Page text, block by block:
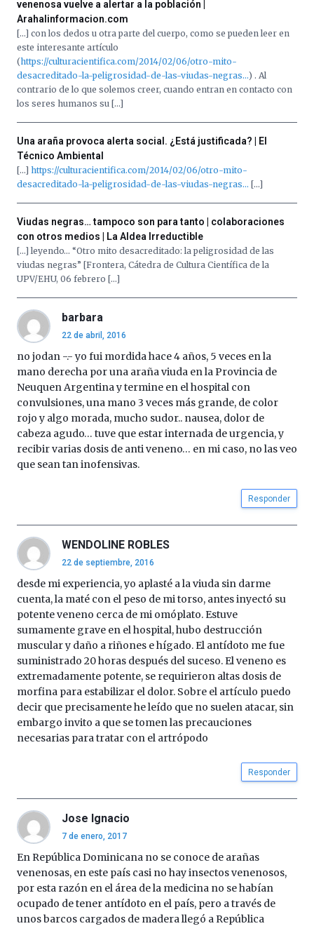
venenosa vuelve a alertar a la población |
Arahalinformacion.com
[…] con los dedos u otra parte del cuerpo, como se pueden leer en
este interesante artículo
(https://culturacientifica.com/2014/02/06/otro-mito-
desacreditado-la-peligrosidad-de-las-viudas-negras…) . Al
contrario de lo que solemos creer, cuando entran en contacto con
los seres humanos su […]
Una araña provoca alerta social. ¿Está justificada? | El
Técnico Ambiental
[…] https://culturacientifica.com/2014/02/06/otro-mito-
desacreditado-la-peligrosidad-de-las-viudas-negras… […]
Viudas negras… tampoco son para tanto | colaboraciones
con otros medios | La Aldea Irreductible
[…] leyendo… “Otro mito desacreditado: la peligrosidad de las
viudas negras” [Frontera, Cátedra de Cultura Científica de la
UPV/EHU, 06 febrero […]
barbara
22 de abril, 2016
no jodan -.- yo fui mordida hace 4 años, 5 veces en la
mano derecha por una araña viuda en la Provincia de
Neuquen Argentina y termine en el hospital con
convulsiones, una mano 3 veces más grande, de color
rojo y algo morada, mucho sudor.. nausea, dolor de
cabeza agudo… tuve que estar internada de urgencia, y
recibir varias dosis de anti veneno… en mi caso, no las veo
que sean tan inofensivas.
Responder
WENDOLINE ROBLES
22 de septiembre, 2016
desde mi experiencia, yo aplasté a la viuda sin darme
cuenta, la maté con el peso de mi torso, antes inyectó su
potente veneno cerca de mi omóplato. Estuve
sumamente grave en el hospital, hubo destrucción
muscular y daño a riñones e hígado. El antídoto me fue
suministrado 20 horas después del suceso. El veneno es
extremadamente potente, se requirieron altas dosis de
morfina para estabilizar el dolor. Sobre el artículo puedo
decir que precisamente he leído que no suelen atacar, sin
embargo invito a que se tomen las precauciones
necesarias para tratar con el artrópodo
Responder
Jose Ignacio
7 de enero, 2017
En República Dominicana no se conoce de arañas
venenosas, en este país casi no hay insectos venenosos,
por esta razón en el área de la medicina no se habían
ocupado de tener antídoto en el país, pero a través de
unos barcos cargados de madera llegó a República